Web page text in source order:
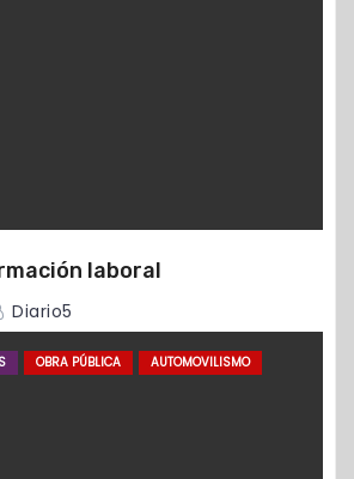
laboral
Diario5
OBRA PÚBLICA AUTOMOVILISMO